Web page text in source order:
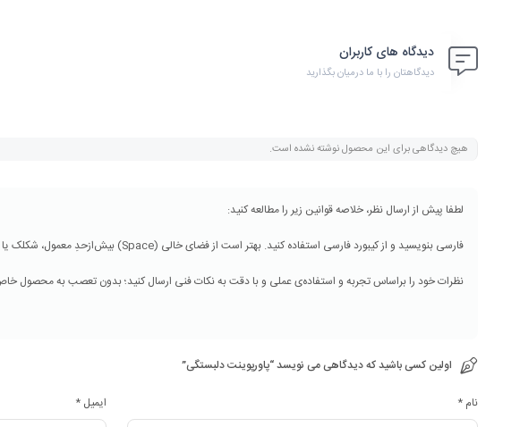
دیدگاه های کاربران
دیدگاهتان را با ما درمیان بگذارید
هیچ دیدگاهی برای این محصول نوشته نشده است.
اولین کسی باشید که دیدگاهی می نویسد “پاورپوینت دلبستگی”
نام * ایمیل*